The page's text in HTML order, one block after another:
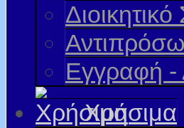
Εγγραφή
Χρήσιμα